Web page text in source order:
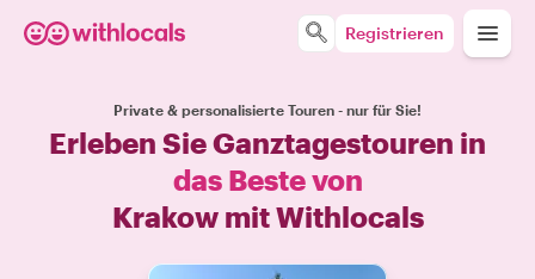
Registrieren
Private & personalisierte Touren - nur für Sie!
Erleben Sie Ganztagestouren in
das Beste von
Krakow mit Withlocals